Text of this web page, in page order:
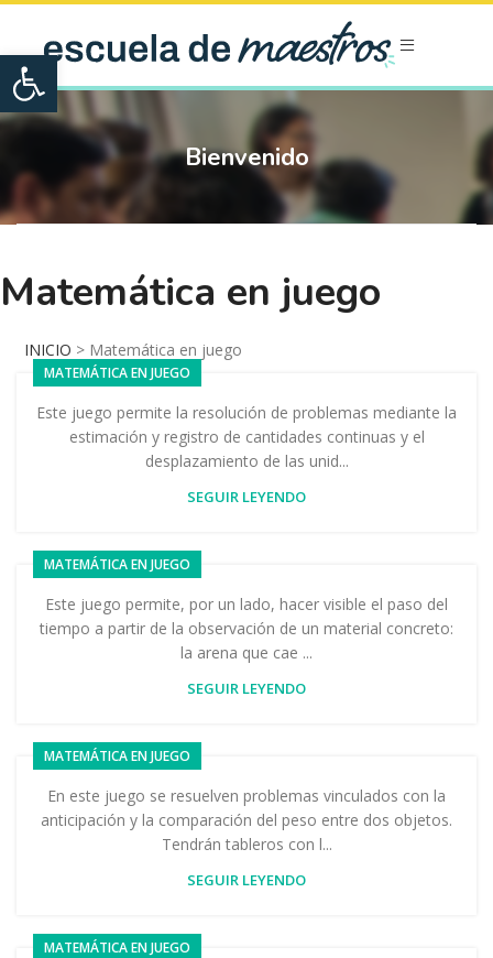
Open toolbar
Bienvenido
Matemática en juego
INICIO > Matemática en juego
MATEMÁTICA EN JUEGO
Este juego permite la resolución de problemas mediante la
estimación y registro de cantidades continuas y el
desplazamiento de las unid...
SEGUIR LEYENDO
MATEMÁTICA EN JUEGO
Este juego permite, por un lado, hacer visible el paso del
tiempo a partir de la observación de un material concreto:
la arena que cae ...
SEGUIR LEYENDO
MATEMÁTICA EN JUEGO
En este juego se resuelven problemas vinculados con la
anticipación y la comparación del peso entre dos objetos.
Tendrán tableros con l...
SEGUIR LEYENDO
MATEMÁTICA EN JUEGO